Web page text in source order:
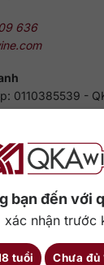
bạn đến với
xác nhận trước
tuổi Chưa đủ
636
0110385539 -
04/GP-UBND
ngoại hàng